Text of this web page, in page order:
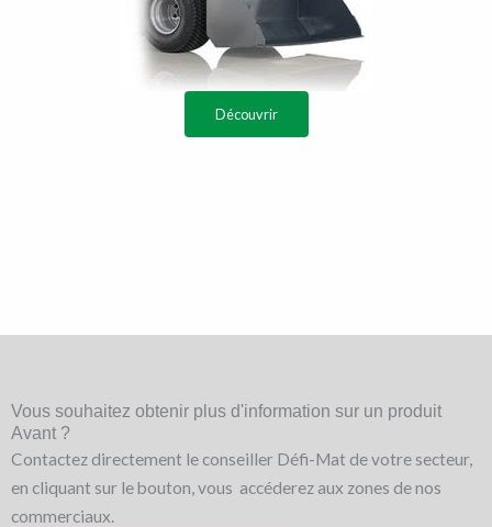
Découvrir
Vous souhaitez obtenir plus d'information sur un produit
Avant ?
Contactez directement le conseiller Défi-Mat de votre secteur,
en cliquant sur le bouton, vous accéderez aux zones de nos
commerciaux.